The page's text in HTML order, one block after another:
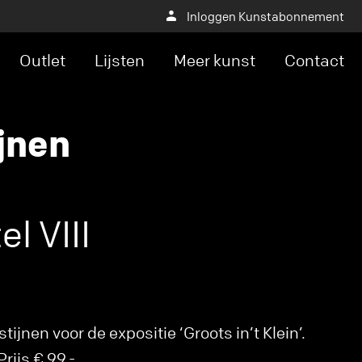
Inloggen Kunstabonnement
Outlet Lijsten Meer kunst Contact
VIII
voor de expositie ‘Groots in’t Klein’.